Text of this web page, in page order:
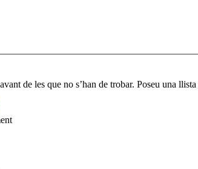
de les que no s’han de trobar. Poseu una